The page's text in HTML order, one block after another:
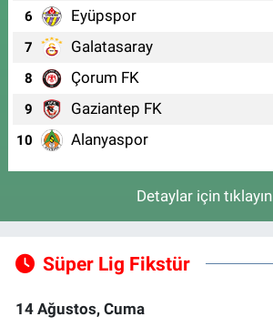
6 Eyüpspor
7 Galatasaray
8 Çorum FK
9 Gaziantep FK
10 Alanyaspor
Detaylar için tıklayın
Süper Lig Fikstür
14 Ağustos, Cuma